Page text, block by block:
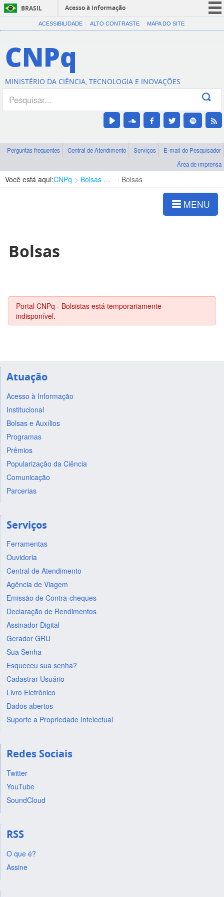
BRASIL
Acesso à informação
CORONAVÍRUS (COVID-19)
Canais
ACESSIBILIDADE ALTO CONTRASTE MAPA DO SITE
CNPq
MINISTÉRIO DA CIÊNCIA, TECNOLOGIA E INOVAÇÕES
Perguntas frequentes Central de Atendimento Serviços
E-mail do Pesquisador
Área de imprensa
Você está aqui:CNPq Bolsas e Auxílios Vigentes Bolsas
MENU
Bolsas
Portal CNPq - Bolsistas está temporariamente
indisponível.
Atuação
Acesso à Informação
Institucional
Bolsas e Auxílios
Programas
Prêmios
Popularização da Ciência
Comunicação
Parcerias
Serviços
Ferramentas
Ouvidoria
Central de Atendimento
Agência de Viagem
Emissão de Contra-cheques
Declaração de Rendimentos
Assinador Digital
Gerador GRU
Sua Senha
Esqueceu sua senha?
Cadastrar Usuário
Livro Eletrônico
Dados abertos
Suporte a Propriedade Intelectual
Redes Sociais
Twitter
YouTube
SoundCloud
RSS
O que é?
Assine